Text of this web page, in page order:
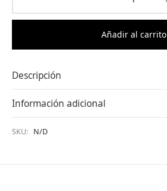
Añadir al carrito
Descripción
Información adicional
SKU: N/D